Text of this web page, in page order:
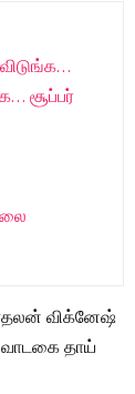
சூப்பர்
விக்னேஷ்
வாடகை தாய்